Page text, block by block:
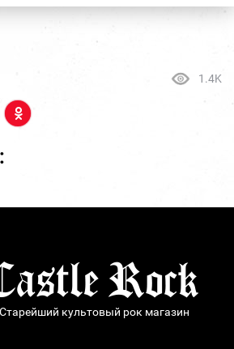
1.4K
Старейший культовый рок магазин